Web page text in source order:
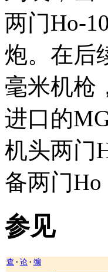
两门Ho-
炮。在后
毫米机枪
进口的
机头两门
备两门Ho
参见
查 • 论 • 编